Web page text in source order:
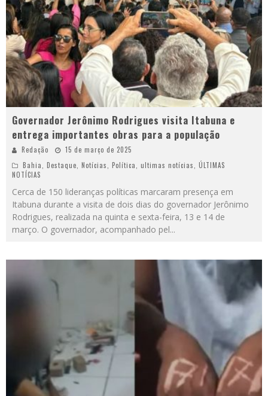
Governador Jerônimo Rodrigues visita Itabuna e
entrega importantes obras para a população
Redação
15 de março de 2025
Bahia
Destaque Notícias Política ultimas notícias
ÚLTIMAS
NOTÍCIAS
Cerca de 150 lideranças políticas marcaram presença em
Itabuna durante a visita de dois dias do governador Jerônimo
Rodrigues, realizada na quinta e sexta-feira, 13 e 14 de
março. O governador, acompanhado pel...